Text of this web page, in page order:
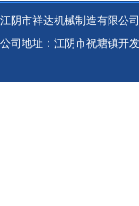
江阴市祥达机械制造有限公
公司地址：江阴市祝塘镇开